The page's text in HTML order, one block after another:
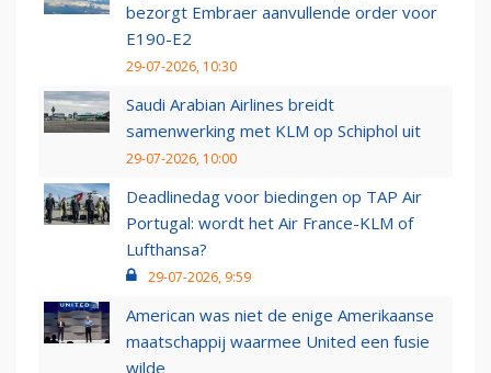
bezorgt Embraer aanvullende order voor
E190-E2
29-07-2026, 10:30
Saudi Arabian Airlines breidt
samenwerking met KLM op Schiphol uit
29-07-2026, 10:00
Deadlinedag voor biedingen op TAP Air
Portugal: wordt het Air France-KLM of
Lufthansa?
29-07-2026, 9:59
American was niet de enige Amerikaanse
maatschappij waarmee United een fusie
wilde